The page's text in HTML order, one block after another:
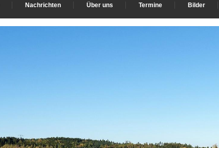
Nachrichten Über uns Termine Bilder